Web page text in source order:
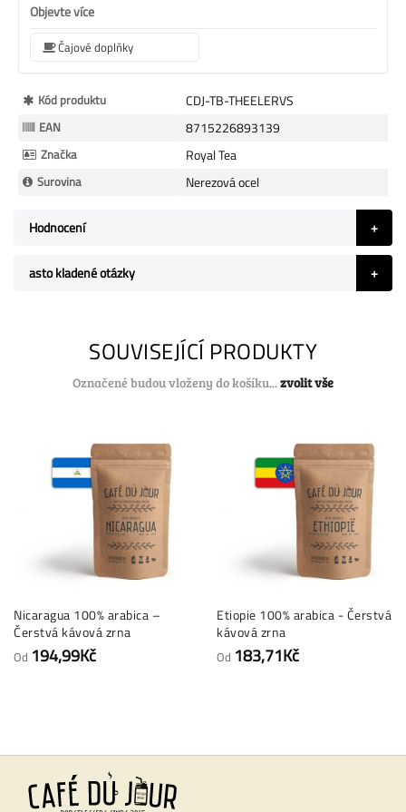
Objevte více
Čajové doplňky
Více
informací
Kód produktu CDJ-TB-THEELERVS
EAN 8715226893139
Značka Royal Tea
Surovina Nerezová ocel
Hodnocení
asto kladené otázky
SOUVISEJÍCÍ PRODUKTY
Označené budou vloženy do košíku...zvolit vše
Nicaragua 100% arabica –
Čerstvá kávová zrna
Od 194,99Kč
Etiopie 100% arabica - Čerstvá
kávová zrna
Od 183,71Kč